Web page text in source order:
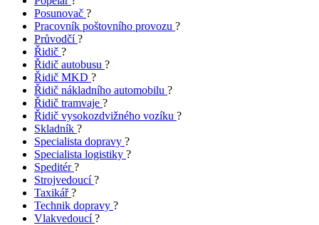
Posunovač ?
Pracovník poštovního provozu ?
Průvodčí?
Řidič ?
Řidič autobusu ?
Řidič MKD ?
Řidič nákladního automobilu ?
Řidič tramvaje ?
Řidič vysokozdvižného vozíku ?
Skladník ?
Specialista dopravy ?
Specialista logistiky ?
Speditér?
Strojvedoucí?
Taxikář?
Technik dopravy ?
Vlakvedoucí?